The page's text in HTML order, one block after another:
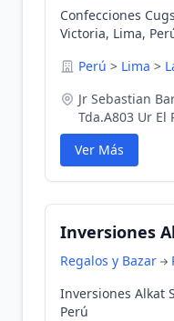
Confecciones
Victoria, Lima,
Perú > Lima >
Jr Sebastian
Tda.A803 Ur El
Ver Más
Inversiones
Regalos y Bazar
Inversiones Alkat
Perú